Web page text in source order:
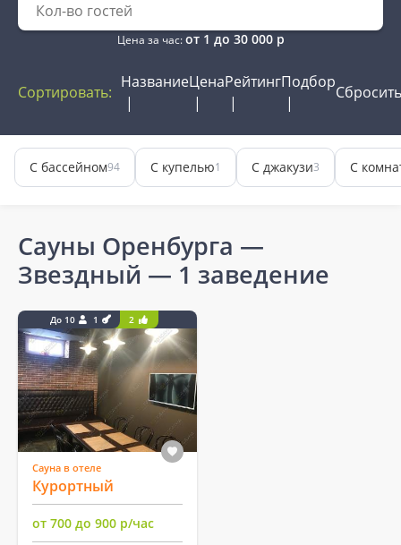
Цена за час:от 1 до 30 000р
Сортировать:
НазваниеЦенаРейтингПодбор
Сбросить
С бассейном94 С купелью1 С джакузи3 С
Сауны Оренбурга —
Звездный — 1 заведение
До 10 1 2
Сауна в отеле
Курортный
от 700 до 900 р/час